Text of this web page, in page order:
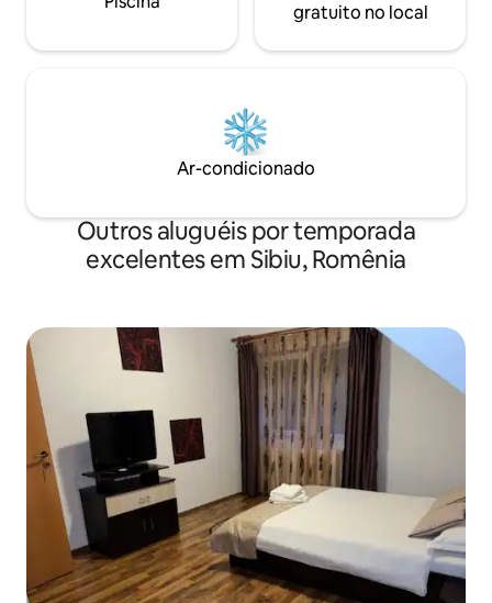
gratuito no local
Ar-condicionado
Outros aluguéis por temporada
excelentes em Sibiu, Romênia